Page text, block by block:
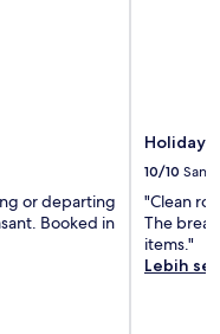
or departing
Booked in
Holiday
10/10
"Clean
The
items."
Lebih